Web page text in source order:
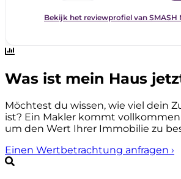
Was ist mein Haus
Möchtest du wissen, wie viel dein
ist? Ein Makler kommt
um den Wert Ihrer Immobilie zu
Einen Wertbetrachtung anfragen ›